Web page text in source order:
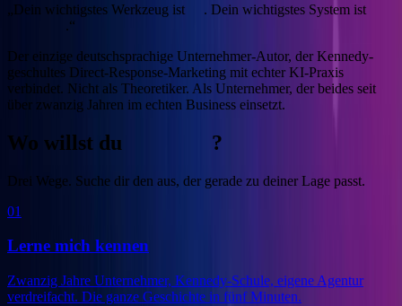
„Dein wichtigstes Werkzeug ist
. Dein wichtigstes System ist
.“
Der einzige deutschsprachige Unternehmer-Autor, der Kennedy-
geschultes Direct-Response-Marketing mit echter KI-Praxis
verbindet. Nicht als Theoretiker. Als Unternehmer, der beides seit
über zwanzig Jahren im echten Business einsetzt.
Wo willst du ?
Drei Wege. Suche dir den aus, der gerade zu deiner Lage passt.
01
Lerne mich kennen
Zwanzig Jahre Unternehmer, Kennedy-Schule, eigene Agentur
verdreifacht. Die ganze Geschichte in fünf Minuten.